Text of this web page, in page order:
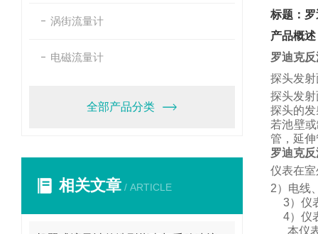
涡街流量计
电磁流量计
全部产品分类
相关文章 / ARTICLE
标题：
产品概述
罗迪克
探头发
探头发
探头的
若池壁
管， 延
罗迪克
仪表在
2）电线
3）仪
4）仪
本仪